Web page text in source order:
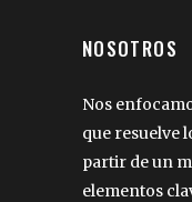
NOSOTROS
Nos
que resuelve
partir de un
elementos